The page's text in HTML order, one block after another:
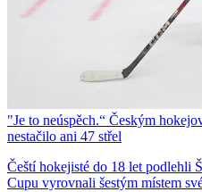
"Je to neúspěch.“ Českým
nestačilo ani 47 střel
Čeští hokejisté do 18 let podlehli
Cupu vyrovnali šestým místem